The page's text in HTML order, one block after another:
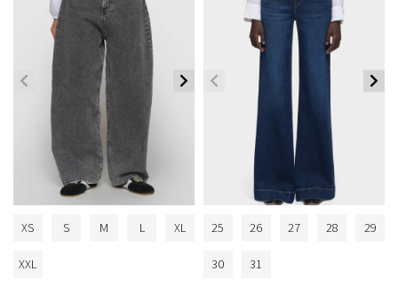
XS S M L XL
XXL
25 26 27 28 29
30 31